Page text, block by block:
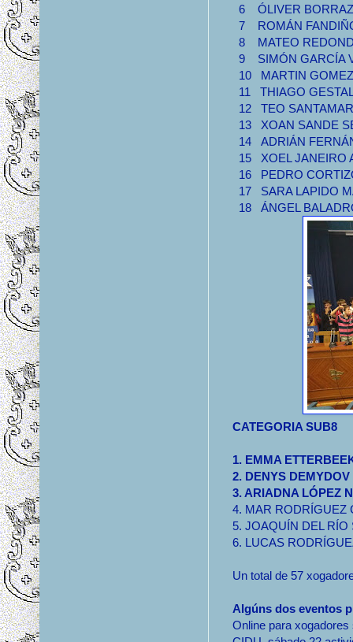
6 ÓLIVER
7 ROMÁN
8 MATEO
9 SIMÓN
10 MARTIN
11 THIAGO
12 TEO
13 XOAN
14 ADRIÁN
15 XOEL
16 PEDRO
17 SARA
18 ÁNGEL
CATEGORIA SUB8
1. EMMA
2. DENYS DEMYDOV
3. ARIADNA LÓPEZ
4. MAR RODRÍGUEZ
5. JOAQUÍN DEL RÍO
6. LUCAS
Un total de 57
Algúns dos eventos
Online para